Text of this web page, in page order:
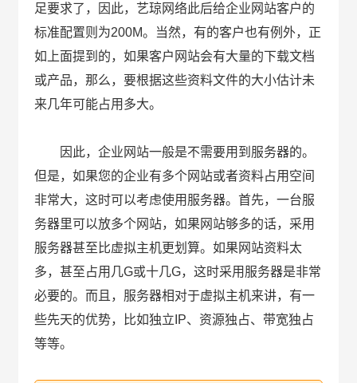
足要求了，因此，艺琼网络此后给企业网站客户的
标准配置则为200M。当然，有的客户也有例外，正
如上面提到的，如果客户网站会有大量的下载文档
或产品，那么，要根据这些资料文件的大小估计未
来几年可能占用多大。
因此，企业网站一般是不需要用到服务器的。
但是，如果您的企业有多个网站或者资料占用空间
非常大，这时可以考虑使用服务器。首先，一台服
务器里可以放多个网站，如果网站够多的话，采用
服务器甚至比虚拟主机更划算。如果网站资料太
多，甚至占用几G或十几G，这时采用服务器是非常
必要的。而且，服务器相对于虚拟主机来讲，有一
些先天的优势，比如独立IP、资源独占、带宽独占
等等。